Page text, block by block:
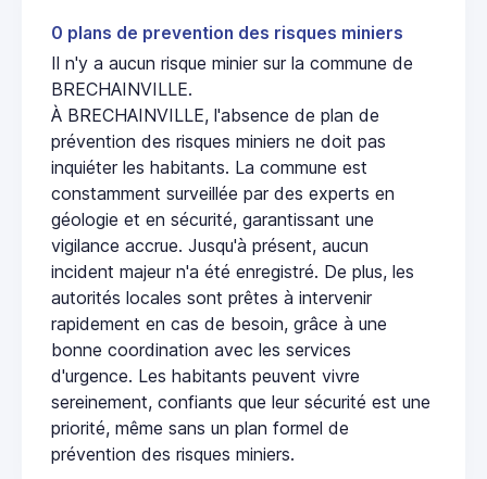
0 plans de prevention des risques miniers
Il n'y a aucun risque minier sur la commune de
BRECHAINVILLE.
À BRECHAINVILLE, l'absence de plan de
prévention des risques miniers ne doit pas
inquiéter les habitants. La commune est
constamment surveillée par des experts en
géologie et en sécurité, garantissant une
vigilance accrue. Jusqu'à présent, aucun
incident majeur n'a été enregistré. De plus, les
autorités locales sont prêtes à intervenir
rapidement en cas de besoin, grâce à une
bonne coordination avec les services
d'urgence. Les habitants peuvent vivre
sereinement, confiants que leur sécurité est une
priorité, même sans un plan formel de
prévention des risques miniers.